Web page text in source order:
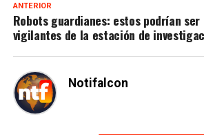
ANTERIOR
Robots guardianes: estos podrían ser
vigilantes de la estación de
Notifalcon